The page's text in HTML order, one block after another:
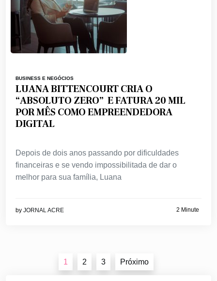
BUSINESS E NEGÓCIOS
LUANA BITTENCOURT CRIA O
“ABSOLUTO ZERO” E FATURA 20 MIL
POR MÊS COMO EMPREENDEDORA
DIGITAL
Depois de dois anos passando por dificuldades
financeiras e se vendo impossibilitada de dar o
melhor para sua família, Luana
by JORNAL ACRE 2 Minute
Navegação
1 2 3 Próximo